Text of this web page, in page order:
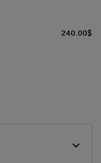
240.00$